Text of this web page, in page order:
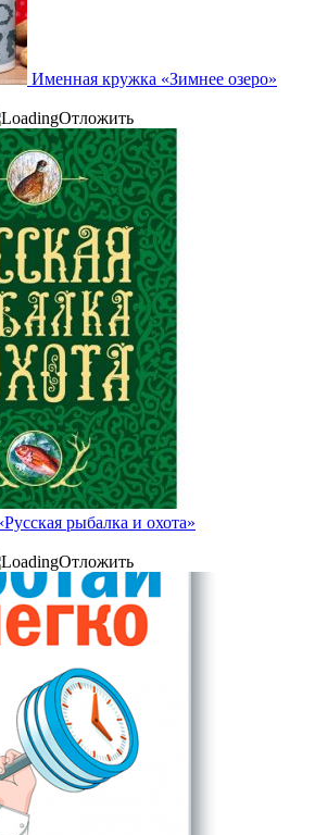
Именная кружка «Зимнее озеро»
Отложить
рыбалка и охота»
Отложить